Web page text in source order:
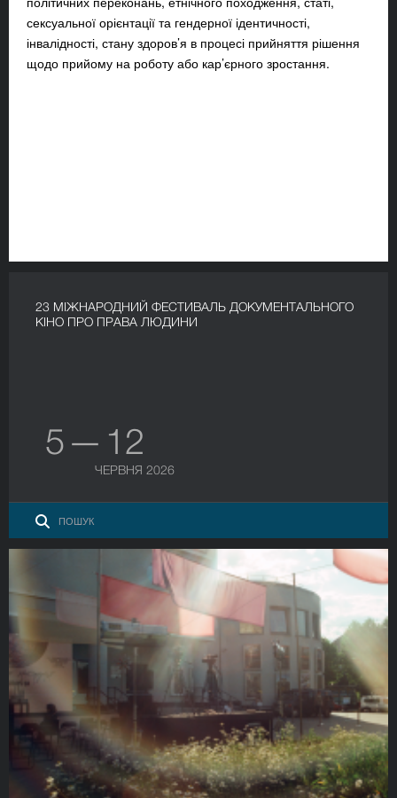
сексуальної орієнтації та гендерної ідентичності,
інвалідності, стану здоров’я в процесі прийняття рішення
щодо прийому на роботу або кар’єрного зростання.
23 МІЖНАРОДНИЙ ФЕСТИВАЛЬ ДОКУМЕНТАЛЬНОГО
КІНО ПРО ПРАВА ЛЮДИНИ
5 — 12
ЧЕРВНЯ 2026